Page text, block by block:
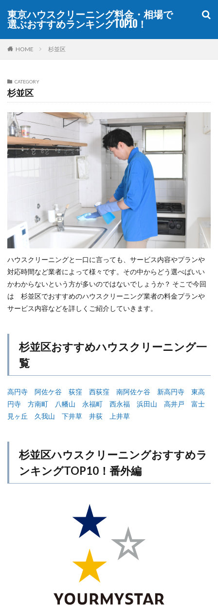
東京ハウスクリーニング料金・相場で
選ぶおすすめランキングTOP10！
HOME 杉並区
CATEGORY
杉並区
ハウスクリーニングと一口に言っても、サービス内容やプランや
対応時間など業者によって様々です。その中からどう選べばいい
かわからないという方が多いのではないでしょうか？ そこで今回
は 杉並区でおすすめのハウスクリーニング業者の料金プランや
サービス内容などを詳しくご紹介していきます。
杉並区おすすめハウスクリーニング一
覧
高円寺 阿佐ケ谷 荻窪 西荻窪 南阿佐ケ谷 新高円寺
東高
円寺
方南町 八幡山 永福町 西永福 浜田山 高井戸
富士
見ヶ丘
久我山 下井草 井荻 上井草
杉並区ハウスクリーニングおすすめラ
ンキングTOP10！番外編
WEB デザイン SEO
タグ
TOP10 おすすめ
ハウスクリーニング
メニュー
ランキング 口コミ
品川区
安い
東京
検索